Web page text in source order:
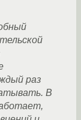
раз
В